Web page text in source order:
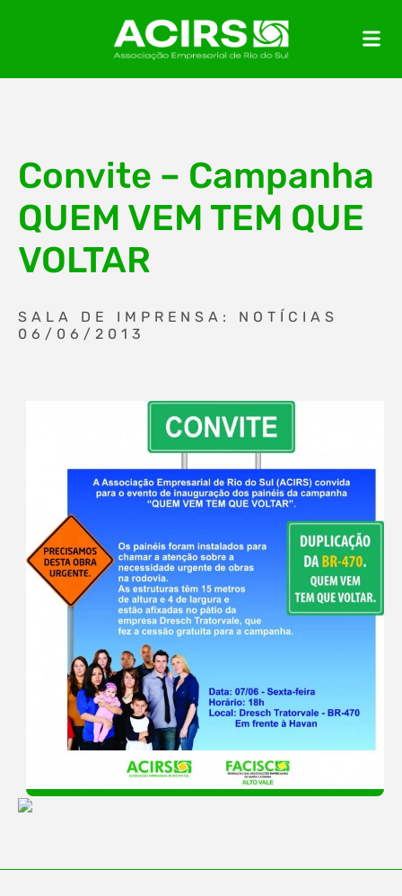
Convite – Campanha
QUEM VEM TEM QUE
VOLTAR
SALA DE IMPRENSA: NOTÍCIAS
06/06/2013